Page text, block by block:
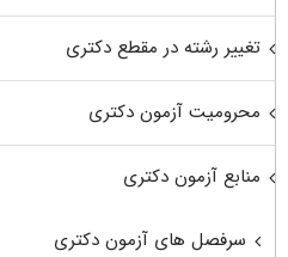
تغییر رشته در مقطع دکتری
محرومیت آزمون دکتری
منابع آزمون دکتری
سرفصل های آزمون دکتری